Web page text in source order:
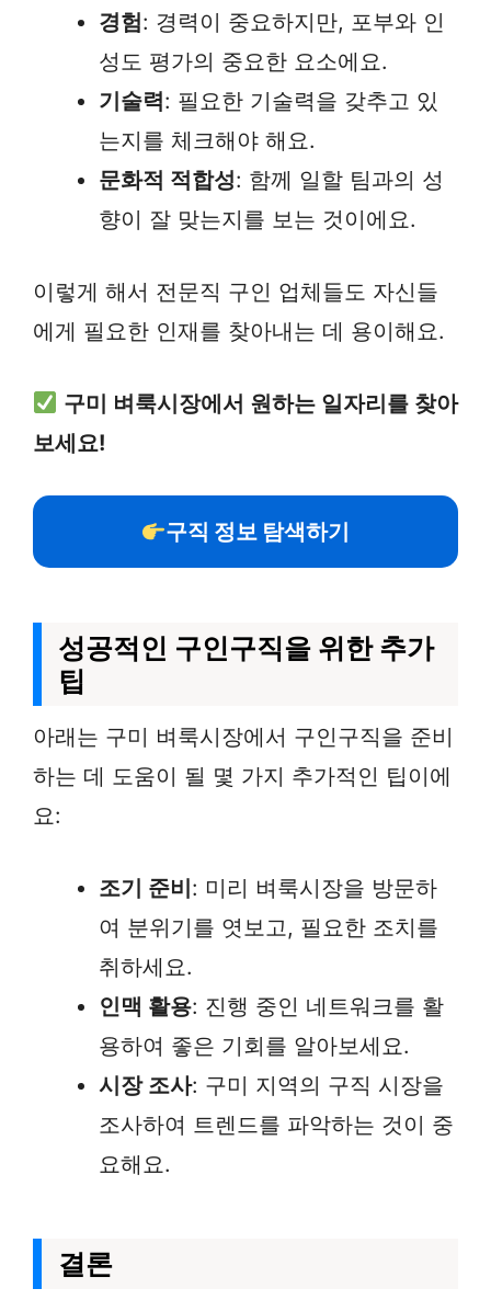
경험: 경력이 중요하지만, 포부와 인
성도 평가의 중요한 요소에요.
기술력: 필요한 기술력을 갖추고 있
는지를 체크해야 해요.
문화적 적합성: 함께 일할 팀과의 성
향이 잘 맞는지를 보는 것이에요.
이렇게 해서 전문직 구인 업체들도 자신들
에게 필요한 인재를 찾아내는 데 용이해요.
구미 벼룩시장에서 원하는 일자리를 찾아
보세요!
구직 정보 탐색하기
성공적인 구인구직을 위한 추가
팁
아래는 구미 벼룩시장에서 구인구직을 준비
하는 데 도움이 될 몇 가지 추가적인 팁이에
요:
조기 준비: 미리 벼룩시장을 방문하
여 분위기를 엿보고, 필요한 조치를
취하세요.
인맥 활용: 진행 중인 네트워크를 활
용하여 좋은 기회를 알아보세요.
시장 조사: 구미 지역의 구직 시장을
조사하여 트렌드를 파악하는 것이 중
요해요.
결론